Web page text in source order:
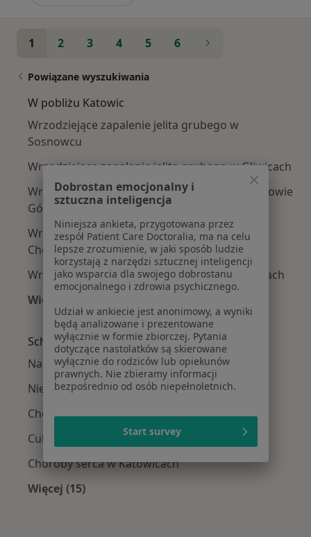
1 2 3 4 5 6
Powiązane wyszukiwania
W pobliżu Katowic
Wrzodziejące zapalenie jelita grubego w
Sosnowcu
Wrzodziejące zapalenie jelita grubego w Gliwicach
Wrzodziejące zapalenie jelita grubego w Dąbrowie
Górniczej
Wrzodziejące zapalenie jelita grubego w
Chorzowie
Wrzodziejące zapalenie jelita grubego w Tychach
Więcej (14)
Więcej w kategorii: W pobliżu Katowic
Schorzenia w Katowicach
Nadciśnienie tętnicze w Katowicach
Niewydolność serca w Katowicach
Choroba wieńcowa w Katowicach
Cukrzyca w Katowicach
Choroby serca w Katowicach
Więcej (15)
Dobrostan emocjonalny i
sztuczna inteligencja
Niniejsza ankieta, przygotowana przez
zespół Patient Care Doctoralia, ma na celu
lepsze zrozumienie, w jaki sposób ludzie
korzystają z narzędzi sztucznej inteligencji
jako wsparcia dla swojego dobrostanu
emocjonalnego i zdrowia psychicznego.
Udział w ankiecie jest anonimowy, a wyniki
będą analizowane i prezentowane
wyłącznie w formie zbiorczej. Pytania
dotyczące nastolatków są skierowane
wyłącznie do rodziców lub opiekunów
prawnych. Nie zbieramy informacji
bezpośrednio od osób niepełnoletnich.
Start survey